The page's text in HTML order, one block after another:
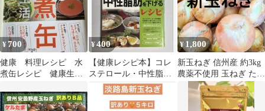
和8年6月中旬収穫分🟩
¥ 700
健康 料理レシピ 水
煮缶レシピ 健康生
サバ缶 トマト缶
¥400
【健康レシピ本】コレ
ステロール・中性脂肪
を下げるレシピ 新星出
版社
¥ 1,800
新玉ねぎ 信州産 約3kg
農薬不使用 玉ねぎ たま